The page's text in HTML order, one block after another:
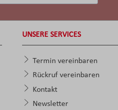
UNSERE SERVICES
Termin vereinbaren
Rückruf vereinbaren
Kontakt
Newsletter